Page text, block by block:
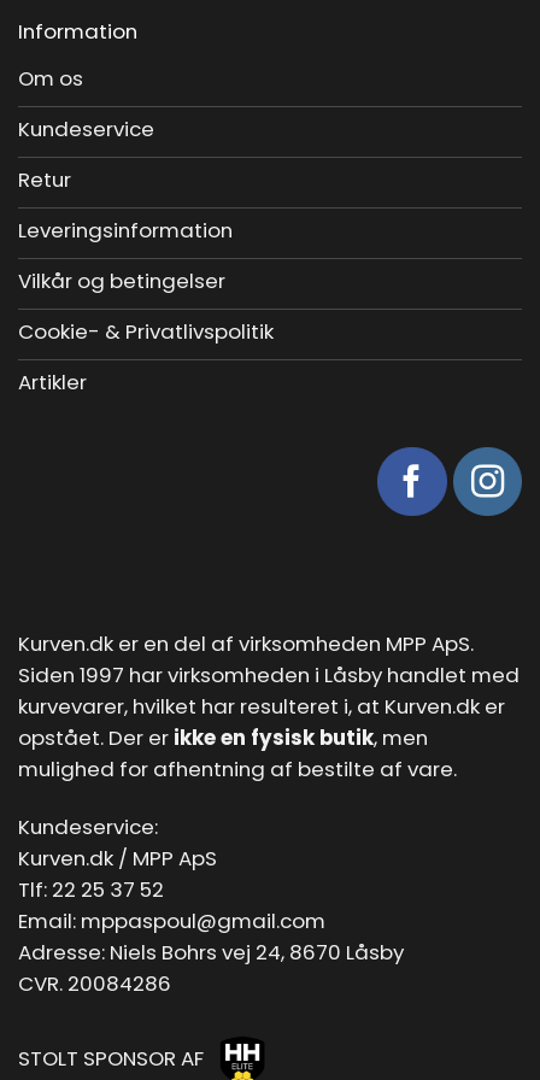
Kurven.dk er en del af virksomheden MPP ApS.
Siden 1997 har virksomheden i Låsby handlet med
kurvevarer, hvilket har resulteret i, at Kurven.dk er
opstået. Der er ikke en fysisk butik, men
mulighed for afhentning af bestilte af vare.
Kundeservice:
Kurven.dk / MPP ApS
Tlf: 22 25 37 52
Email: mppaspoul@gmail.com
Adresse: Niels Bohrs vej 24, 8670 Låsby
CVR. 20084286
STOLT SPONSOR AF
Information
Om os
Kundeservice
Retur
Leveringsinformation
Vilkår og betingelser
Cookie- & Privatlivspolitik
Artikler